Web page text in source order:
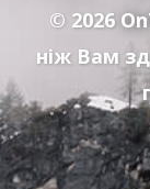
© 2026
ніж Вам